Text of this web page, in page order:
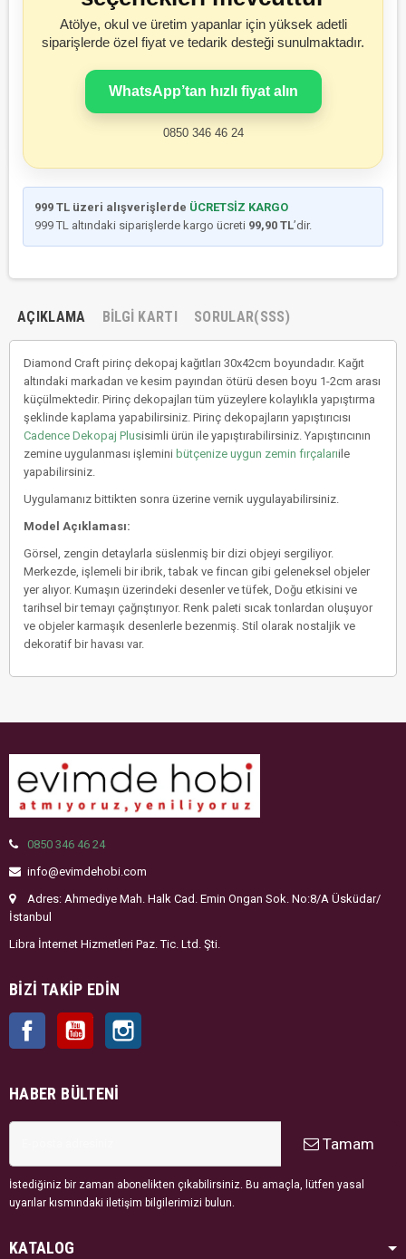
Atölye, okul ve üretim yapanlar için yüksek adetli
siparişlerde özel fiyat ve tedarik desteği sunulmaktadır.
WhatsApp’tan hızlı fiyat alın
0850 346 46 24
999 TL üzeri alışverişlerde ÜCRETSİZ KARGO
999 TL altındaki siparişlerde kargo ücreti 99,90 TL’dir.
AÇIKLAMA BILGI KARTI SORULAR(SSS)
Diamond Craft pirinç dekopaj kağıtları 30x42cm boyundadır. Kağıt
altındaki markadan ve kesim payından ötürü desen boyu 1-2cm arası
küçülmektedir. Pirinç dekopajları tüm yüzeylere kolaylıkla yapıştırma
şeklinde kaplama yapabilirsiniz. Pirinç dekopajların yapıştırıcısı
Cadence Dekopaj Plusisimli ürün ile yapıştırabilirsiniz. Yapıştırıcının
zemine uygulanması işlemini bütçenize uygun zemin fırçalarıile
yapabilirsiniz.
Uygulamanız bittikten sonra üzerine vernik uygulayabilirsiniz.
Model Açıklaması:
Görsel, zengin detaylarla süslenmiş bir dizi objeyi sergiliyor.
Merkezde, işlemeli bir ibrik, tabak ve fincan gibi geleneksel objeler
yer alıyor. Kumaşın üzerindeki desenler ve tüfek, Doğu etkisini ve
tarihsel bir temayı çağrıştırıyor. Renk paleti sıcak tonlardan oluşuyor
ve objeler karmaşık desenlerle bezenmiş. Stil olarak nostaljik ve
dekoratif bir havası var.
0850 346 46 24
info@evimdehobi.com
Adres: Ahmediye Mah. Halk Cad. Emin Ongan Sok. No:8/A Üsküdar/
İstanbul
Libra İnternet Hizmetleri Paz. Tic. Ltd. Şti.
BIZI TAKIP EDIN
Facebook YouTube
HABER BÜLTENI
Tamam
İstediğiniz bir zaman abonelikten çıkabilirsiniz. Bu amaçla, lütfen yasal
uyarılar kısmındaki iletişim bilgilerimizi bulun.
KATALOG